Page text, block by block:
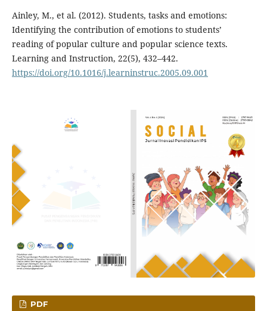
Ainley, M., et al. (2012). Students, tasks and emotions:
Identifying the contribution of emotions to students’
reading of popular culture and popular science texts.
Learning and Instruction, 22(5), 432–442.
https://doi.org/10.1016/j.learninstruc.2005.09.001
PDF